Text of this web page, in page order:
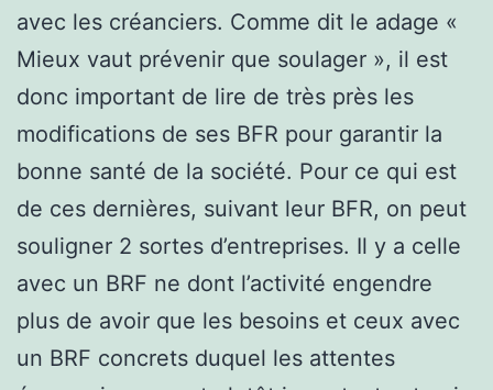
avec les créanciers. Comme dit le adage «
Mieux vaut prévenir que soulager », il est
donc important de lire de très près les
modifications de ses BFR pour garantir la
bonne santé de la société. Pour ce qui est
de ces dernières, suivant leur BFR, on peut
souligner 2 sortes d’entreprises. Il y a celle
avec un BRF ne dont l’activité engendre
plus de avoir que les besoins et ceux avec
un BRF concrets duquel les attentes